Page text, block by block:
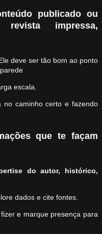
publicado ou
impressa,
deve ser tão bom ao ponto
escala.
no caminho certo e fazendo
que te façam
do autor, histórico,
dados e cite fontes.
e marque presença para